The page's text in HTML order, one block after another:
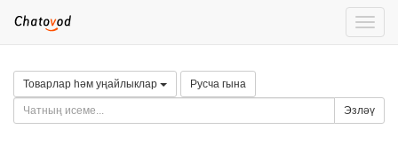
Toggle
Товарлар һәм уңайлыклар Русча гына
Эзләү